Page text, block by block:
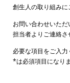
創生人の取り組みに
お問い合わせいただ
担当者よりご連絡さ
必要な項目をご入力
*は必須項目になりま